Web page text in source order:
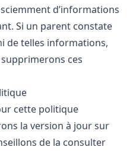
d’informations
Si un parent constate
de telles informations,
ces
cette politique
la version à jour sur
de la consulter